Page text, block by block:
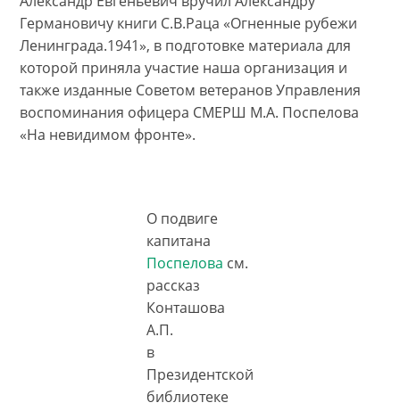
Германовичу книги С.В.Раца «Огненные рубежи
Ленинграда.1941», в подготовке материала для
которой приняла участие наша организация и
также изданные Советом ветеранов Управления
воспоминания офицера СМЕРШ М.А. Поспелова
«На невидимом фронте».
О подвиге
капитана
Поспелова см.
рассказ
Конташова
А.П.
в
Президентской
библиотеке